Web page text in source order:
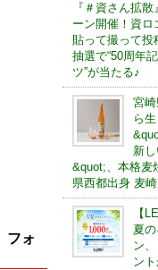
フォ
『＃資さん拡
ーン開催！資ロ
貼って撮って投
抽選で“50周年
ツ”が当たる♪
宮
ら
新
&quot;、本格麦
県西都出身 麦
【
夏
ン
ント